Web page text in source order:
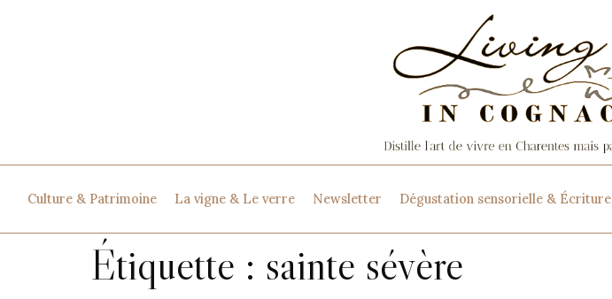
Culture & Patrimoine La vigne & Le verre Newsletter Dégustation sensorielle & Écriture
Étiquette : sainte sévère